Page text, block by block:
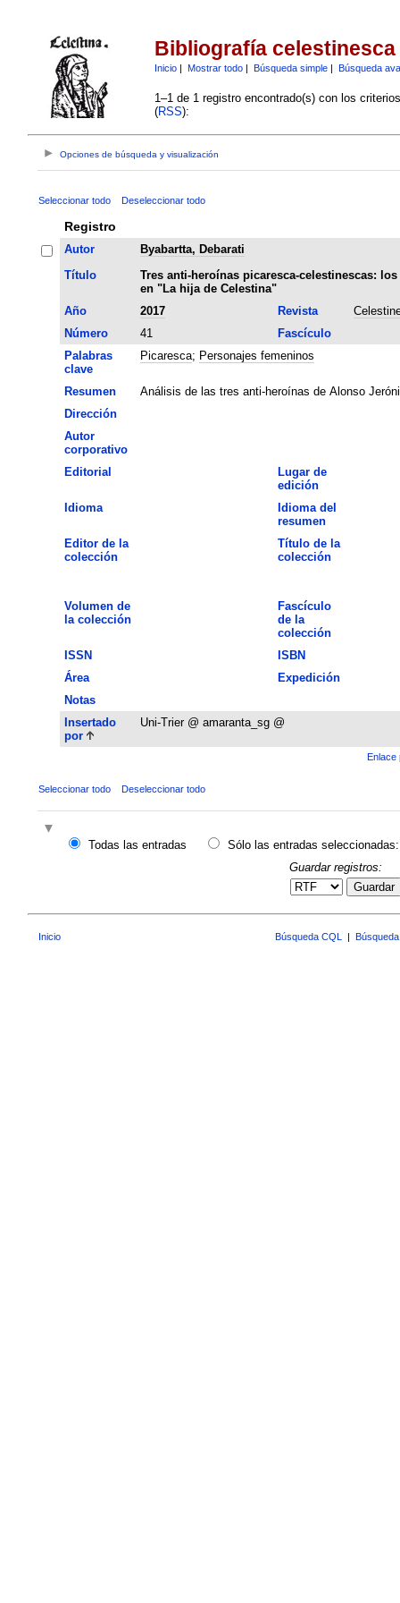
Bibliografía celestinesca
Inicio| Mostrar todo| Búsqueda simple| Búsqueda
1–1 de 1 registro encontrado(s) con los
(RSS):
Opciones de búsqueda y visualización
Seleccionar todo Deseleccionar todo
Registro
Autor
Byabartta, Debarati
Título
Tres anti-heroínas picaresca-celestinescas:
en "La hija de Celestina"
Año
2017 Revista
Número
41
Fascículo
Palabras
clave
Picaresca; Personajes femeninos
Resumen
Análisis de las tres anti-heroínas de Alonso
Dirección
Autor
corporativo
Editorial
Lugar de
edición
Idioma
Idioma del
resumen
Editor de la
colección
Título de la
colección
Volumen de
la colección
Fascículo
de la
colección
ISSN
ISBN
Área
Expedición
Notas
Insertado
por
Uni-Trier @ amaranta_sg @
Enlace
Seleccionar todo Deseleccionar todo
Todas las entradas
Sólo las entradas seleccionadas:
Guardar registros:
Guardar
Inicio Búsqueda CQL